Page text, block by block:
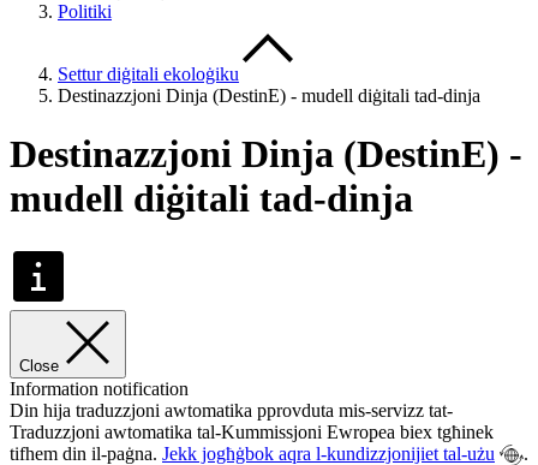
Politiki
Settur diġitali ekoloġiku
Destinazzjoni Dinja (DestinE) - mudell diġitali tad-dinja
Destinazzjoni Dinja (DestinE) -
mudell diġitali tad-dinja
Close
Information notification
Din hija traduzzjoni awtomatika pprovduta mis-servizz tat-
Traduzzjoni awtomatika tal-Kummissjoni Ewropea biex tgħinek
tifhem din il-paġna. Jekk jogħġbok aqra l-kundizzjonijiet tal-użu
.